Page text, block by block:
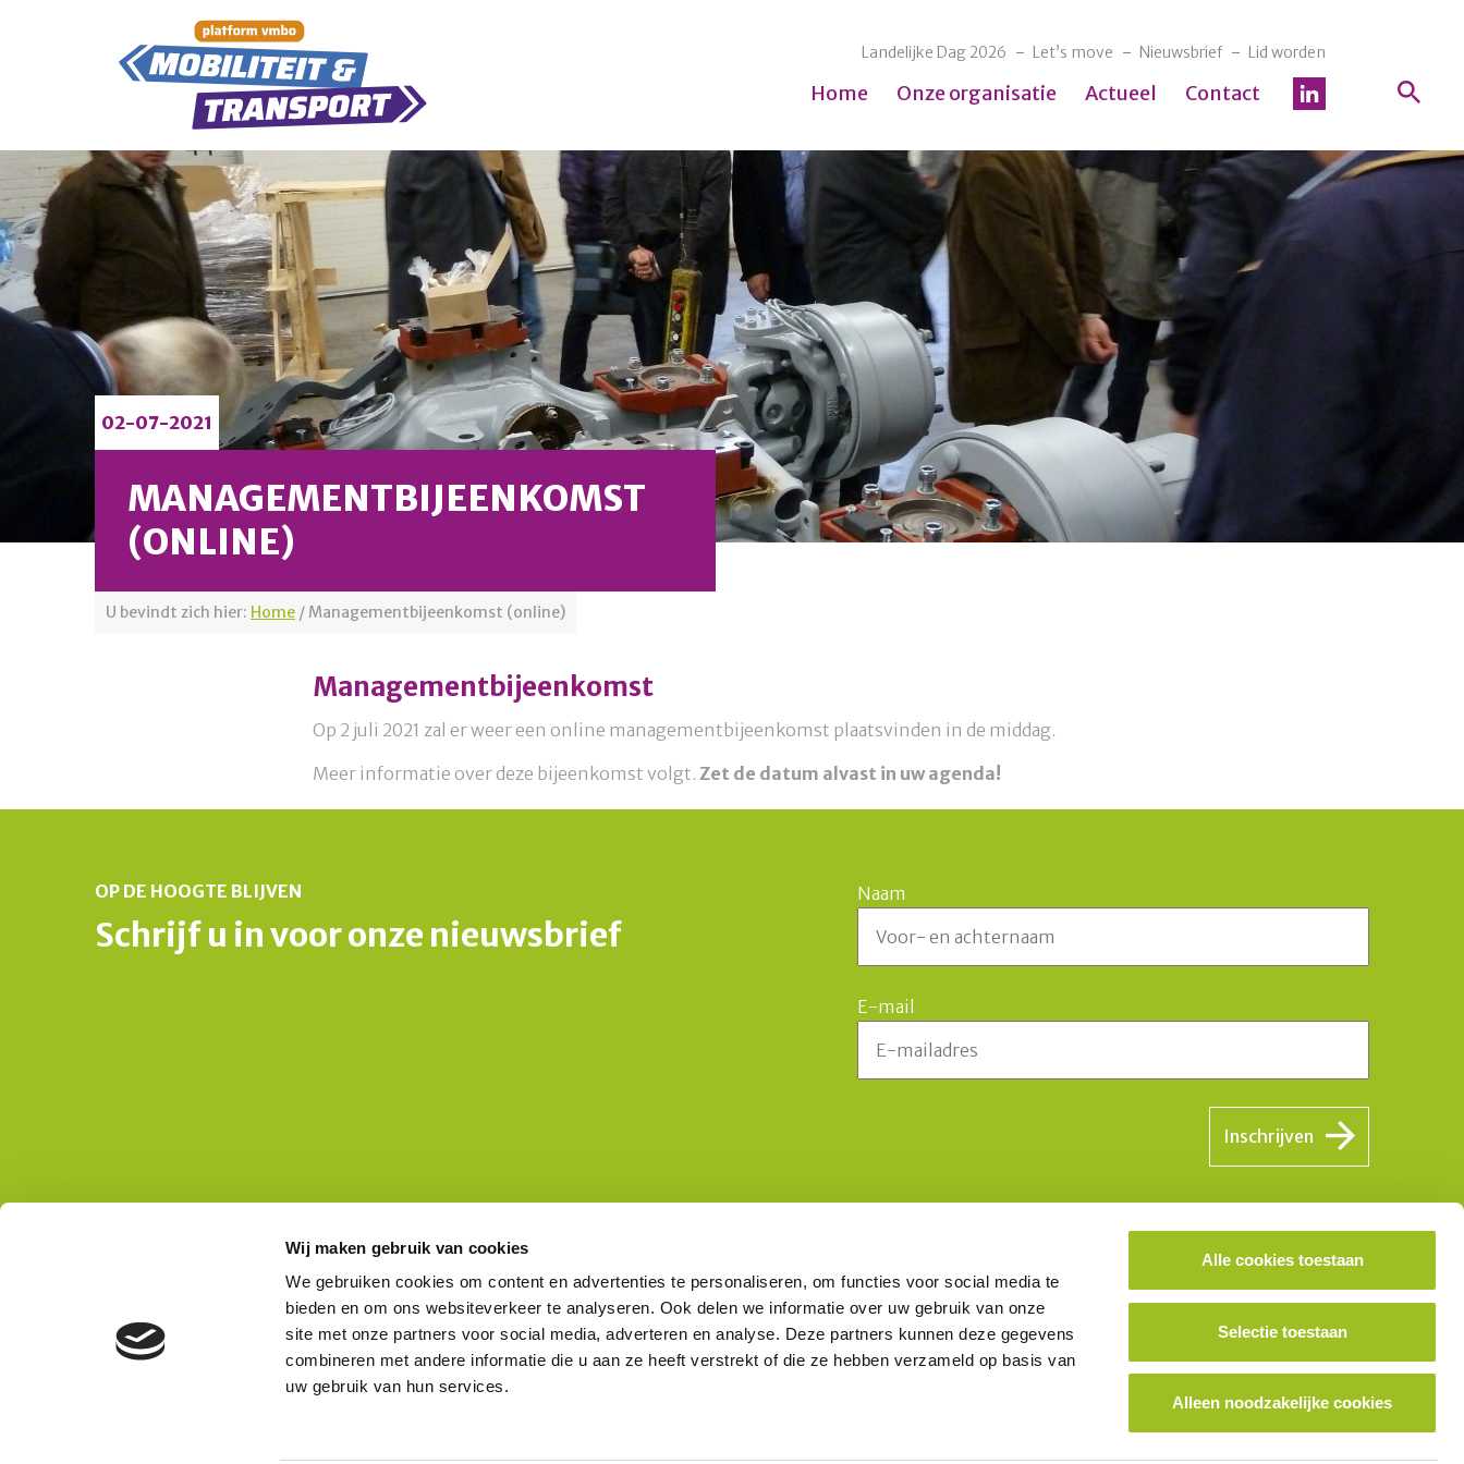
Wij maken gebruik van cookies
We gebruiken cookies om content en advertenties te personaliseren, om functies voor social media te
bieden en om ons websiteverkeer te analyseren. Ook delen we informatie over uw gebruik van onze
site met onze partners voor social media, adverteren en analyse. Deze partners kunnen deze gegevens
combineren met andere informatie die u aan ze heeft verstrekt of die ze hebben verzameld op basis van
uw gebruik van hun services.
Alle cookies toestaan
Selectie toestaan
Alleen noodzakelijke cookies
Landelijke Dag 2026 Let’s move Nieuwsbrief Lid worden
Home Onze organisatie Actueel Contact
02-07-2021
MANAGEMENTBIJEENKOMST
(ONLINE)
U bevindt zich hier: Home / Managementbijeenkomst (online)
Managementbijeenkomst
Op 2 juli 2021 zal er weer een online managementbijeenkomst plaatsvinden in de middag.
Meer informatie over deze bijeenkomst volgt. Zet de datum alvast in uw agenda!
OP DE HOOGTE BLIJVEN
Schrijf u in voor onze nieuwsbrief
Naam
E-mail
Inschrijven
Platform Mobiliteit en Transport
Telefoon: 06-23 58 89 49
E-mail:
secretariaat@platformmobiliteitentransport.nl
Schrijf u in voor onze nieuwsbrief
Inschrijven
Ook lid worden van het platform?
School aanmelden